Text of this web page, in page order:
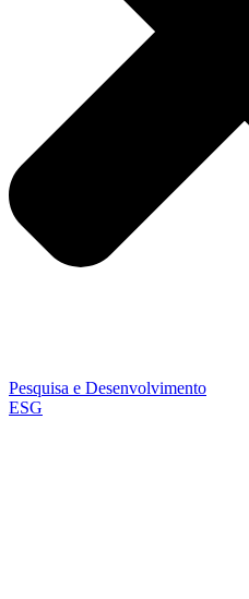
Pesquisa e Desenvolvimento
ESG